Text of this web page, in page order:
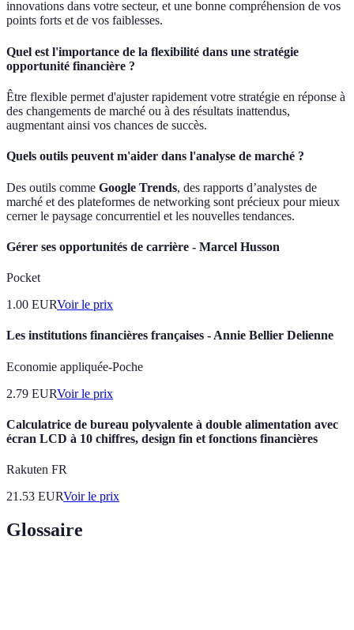
innovations dans votre secteur, et une bonne compréhension de vos
points forts et de vos faiblesses.
Quel est l'importance de la flexibilité dans une stratégie
opportunité financière ?
Être flexible permet d'ajuster rapidement votre stratégie en réponse à
des changements de marché ou à des résultats inattendus,
augmentant ainsi vos chances de succès.
Quels outils peuvent m'aider dans l'analyse de marché ?
Des outils comme Google Trends, des rapports d’analystes de
marché et des plateformes de networking sont précieux pour mieux
cerner le paysage concurrentiel et les nouvelles tendances.
Gérer ses opportunités de carrière - Marcel Husson
Pocket
1.00 EURVoir le prix
Les institutions financières françaises - Annie Bellier Delienne
Economie appliquée-Poche
2.79 EURVoir le prix
Calculatrice de bureau polyvalente à double alimentation avec
écran LCD à 10 chiffres, design fin et fonctions financières
Rakuten FR
21.53 EURVoir le prix
Glossaire